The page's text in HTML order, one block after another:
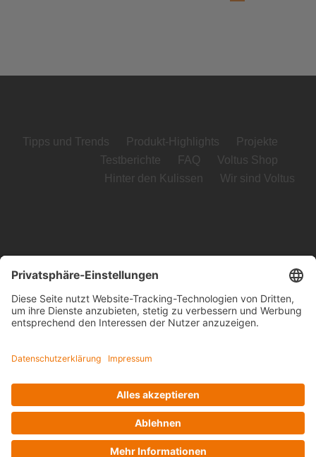
Tipps und Trends Produkt-Highlights
Projekte
Testberichte
FAQ
Voltus Shop
Hinter den Kulissen
Wir sind Voltus
Voltus GmbH
Loog 7, 23611 Bad Schwartau
Telefon: +49 (0) 451 989 03-0
www.voltus.de
Impressum|Datenschutzerklärung
FacebookInstagramYouTube